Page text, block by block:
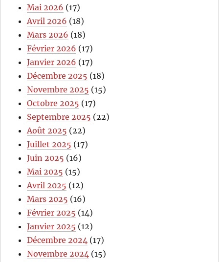
Mai 2026 (17)
Avril 2026 (18)
Mars 2026 (18)
Février 2026 (17)
Janvier 2026 (17)
Décembre 2025 (18)
Novembre 2025 (15)
Octobre 2025 (17)
Septembre 2025 (22)
Août 2025 (22)
Juillet 2025 (17)
Juin 2025 (16)
Mai 2025 (15)
Avril 2025 (12)
Mars 2025 (16)
Février 2025 (14)
Janvier 2025 (12)
Décembre 2024 (17)
Novembre 2024 (15)